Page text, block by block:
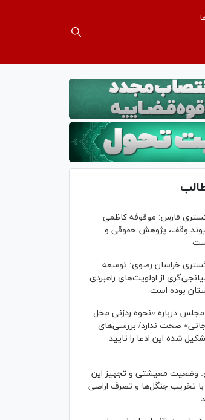
فارس: موقوفه کاظمی
وقف، پژوهش حقوقی و
خراسان رضوی: توسعه
از اولویت‌های راهبردی
بوده است
مجلس درباره «نحوه ردزنی محل
صحت ندارد/ بررسی‌های
شده این ادعا را تایید
وضعیت معیشتی و تجهیز این
با تخریب جنگل‌ها و تصرف اراضی